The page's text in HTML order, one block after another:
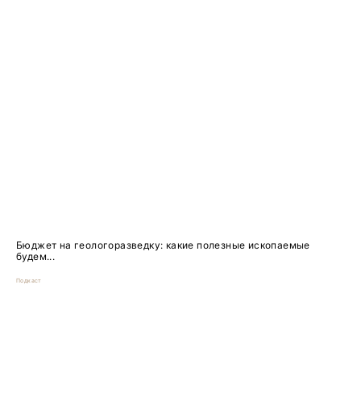
Бюджет на геологоразведку: какие полезные ископаемые
будем...
Подкаст